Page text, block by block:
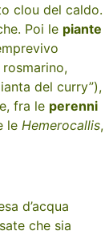
clou del caldo.
Poi le piante
rosmarino,
del curry”),
fra le perenni
le Hemerocallis,
d’acqua
che sia